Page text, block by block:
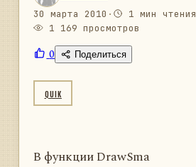
30 марта 2010 · 1 мин чтения
1 169 просмотров
0 Поделиться
QUIK
В функции DrawSma